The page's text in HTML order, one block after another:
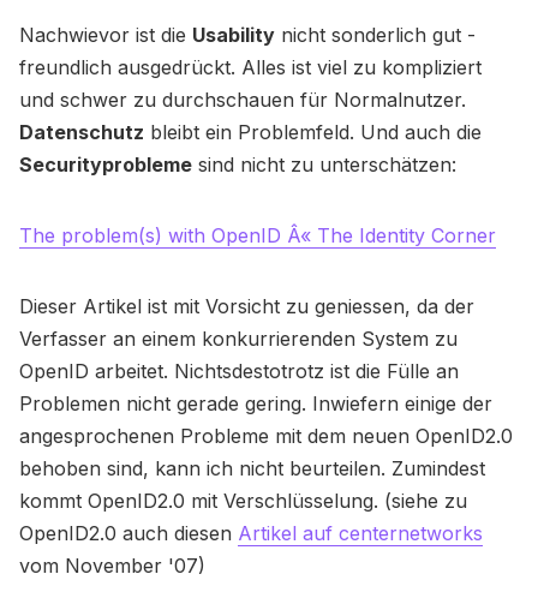
Nachwievor ist die Usability nicht sonderlich gut -
freundlich ausgedrückt. Alles ist viel zu kompliziert
und schwer zu durchschauen für Normalnutzer.
Datenschutz bleibt ein Problemfeld. Und auch die
Securityprobleme sind nicht zu unterschätzen:
The problem(s) with OpenID Â« The Identity Corner
Dieser Artikel ist mit Vorsicht zu geniessen, da der
Verfasser an einem konkurrierenden System zu
OpenID arbeitet. Nichtsdestotrotz ist die Fülle an
Problemen nicht gerade gering. Inwiefern einige der
angesprochenen Probleme mit dem neuen OpenID2.0
behoben sind, kann ich nicht beurteilen. Zumindest
kommt OpenID2.0 mit Verschlüsselung. (siehe zu
OpenID2.0 auch diesen Artikel auf centernetworks
vom November '07)